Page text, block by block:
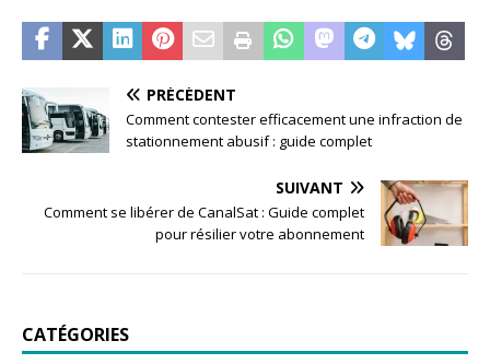
PRÉCÉDENT
Comment contester efficacement une infraction de
stationnement abusif : guide complet
SUIVANT
Comment se libérer de CanalSat : Guide complet
pour résilier votre abonnement
CATÉGORIES